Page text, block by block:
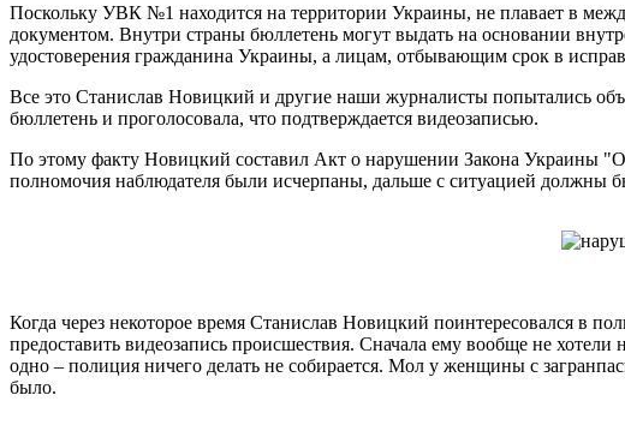
Поскольку УВК №1 находится на территории Украины, не плавает в
документом. Внутри страны бюллетень могут выдать на основании
удостоверения гражданина Украины, а лицам, отбывающим срок в
Все это Станислав Новицкий и другие наши журналисты попытались
бюллетень и проголосовала, что подтверждается видеозаписью.
По этому факту Новицкий составил Акт о нарушении Закона Украины
полномочия наблюдателя были исчерпаны, дальше с ситуацией должны
Когда через некоторое время Станислав Новицкий поинтересовался в
предоставить видеозапись происшествия. Сначала ему вообще не
одно – полиция ничего делать не собирается. Мол у женщины с
было.